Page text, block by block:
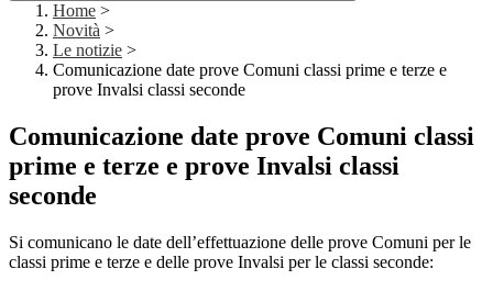
Home >
Novità >
Le notizie >
Comunicazione date prove Comuni classi prime e terze e
prove Invalsi classi seconde
Comunicazione date prove Comuni classi
prime e terze e prove Invalsi classi
seconde
Si comunicano le date dell’effettuazione delle prove Comuni per le
classi prime e terze e delle prove Invalsi per le classi seconde: